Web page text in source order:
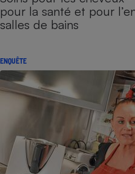
pour la santé et pour
salles de bains
ENQUÊTE